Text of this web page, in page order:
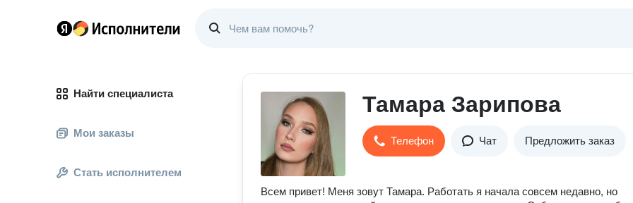
Найти специалиста
Мои заказы
Стать исполнителем
Тамара Зарипова
Телефон Чат Предложить заказ
Всем привет! Меня зовут Тамара. Работать я начала совсем недавно, но